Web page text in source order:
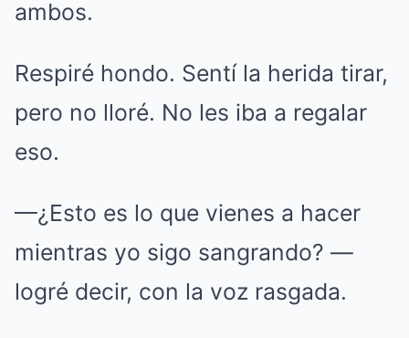
ambos.
Respiré hondo. Sentí la herida tirar,
pero no lloré. No les iba a regalar
eso.
—¿Esto es lo que vienes a hacer
mientras yo sigo sangrando? —
logré decir, con la voz rasgada.